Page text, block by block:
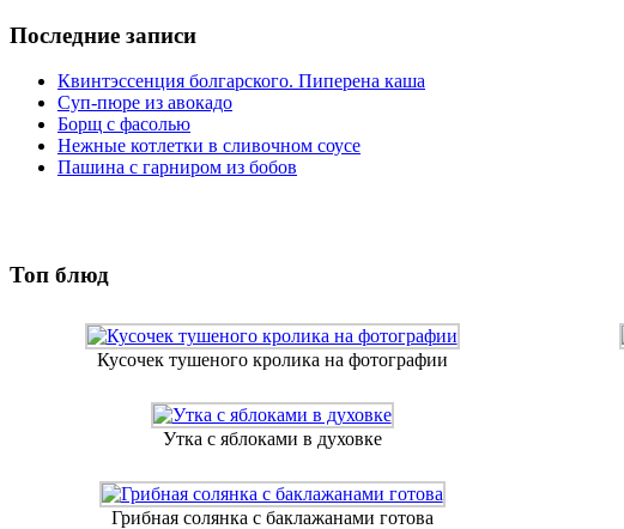
Последние записи
Квинтэссенция болгарского. Пиперена каша
Суп-пюре из авокадо
Борщ с фасолью
Нежные котлетки в сливочном соусе
Пашина с гарниром из бобов
Топ блюд
Кусочек тушеного кролика на фотографии
Утка с яблоками в духовке
Грибная солянка с баклажанами готова